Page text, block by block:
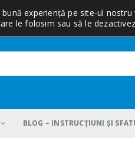
BLOG – INSTRUCŢIUNI ŞI
experiență pe site-ul nostru
le folosim sau să le